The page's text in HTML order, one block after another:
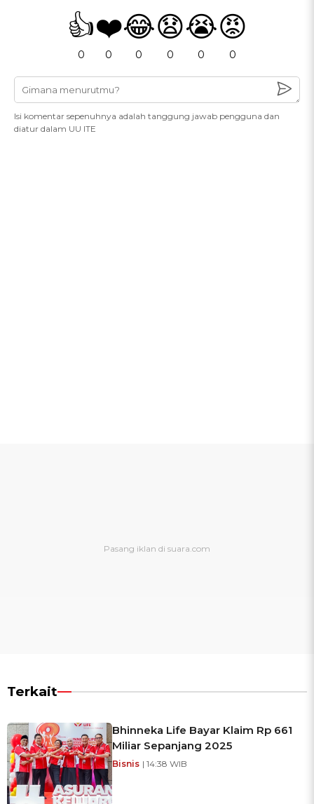
👍
0
❤️
0
😂
0
😧
0
😭
0
😡
0
Isi komentar sepenuhnya adalah tanggung jawab pengguna dan
diatur dalam UU ITE
Terkait
Bhinneka Life Bayar Klaim Rp 661
Miliar Sepanjang 2025
Bisnis | 14:38 WIB